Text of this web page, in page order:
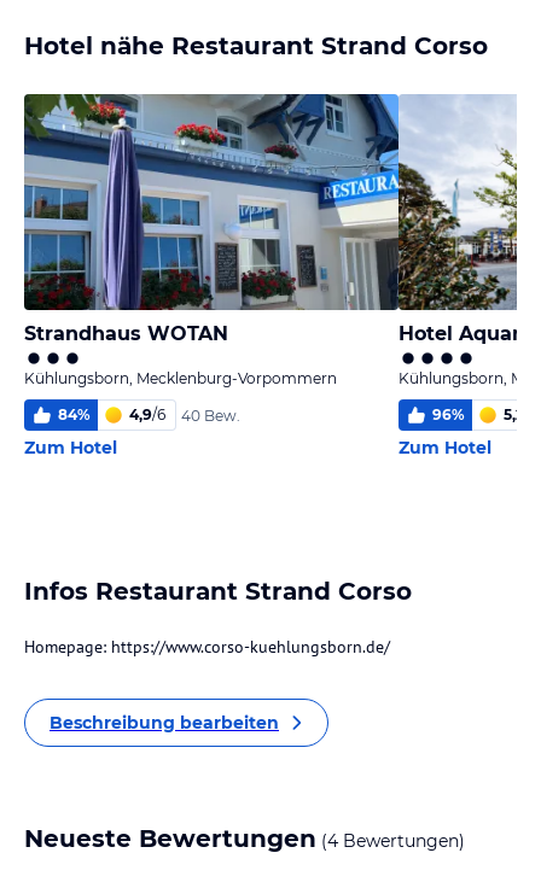
Hotel nähe Restaurant Strand Corso
Strandhaus WOTAN
Kühlungsborn, Mecklenburg-Vorpommern
84% 4,9/6 40 Bew.
Zum Hotel
Hotel
Kühlungsborn,
96% 5,2
Zum Hotel
Infos Restaurant Strand Corso
Homepage: https://www.corso-kuehlungsborn.de/
Beschreibung bearbeiten
Neueste Bewertungen (4 Bewertungen)